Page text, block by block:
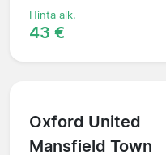
Hinta alk.
43 €
Oxford United
Mansfield Town